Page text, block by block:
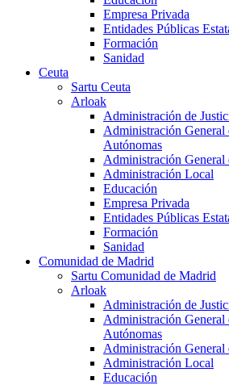
Empresa Privada
Entidades Públicas
Formación
Sanidad
Ceuta
Sartu Ceuta
Arloak
Administración de
Administración General
Autónomas
Administración General
Administración Local
Educación
Empresa Privada
Entidades Públicas
Formación
Sanidad
Comunidad de Madrid
Sartu Comunidad de Madrid
Arloak
Administración de
Administración General
Autónomas
Administración General
Administración Local
Educación